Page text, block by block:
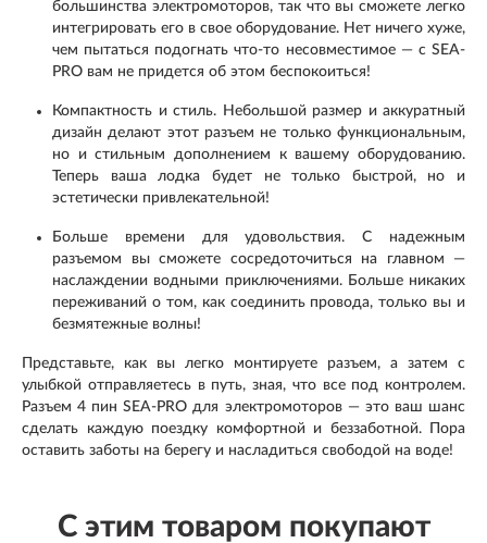
большинства электромоторов, так что вы сможете легко
интегрировать его в свое оборудование. Нет ничего хуже,
чем пытаться подогнать что-то несовместимое — с SEA-
PRO вам не придется об этом беспокоиться!
Компактность и стиль. Небольшой размер и аккуратный
дизайн делают этот разъем не только функциональным,
но и стильным дополнением к вашему оборудованию.
Теперь ваша лодка будет не только быстрой, но и
эстетически привлекательной!
Больше времени для удовольствия. С надежным
разъемом вы сможете сосредоточиться на главном —
наслаждении водными приключениями. Больше никаких
переживаний о том, как соединить провода, только вы и
безмятежные волны!
Представьте, как вы легко монтируете разъем, а затем с
улыбкой отправляетесь в путь, зная, что все под контролем.
Разъем 4 пин SEA-PRO для электромоторов — это ваш шанс
сделать каждую поездку комфортной и беззаботной. Пора
оставить заботы на берегу и насладиться свободой на воде!
С этим товаром покупают